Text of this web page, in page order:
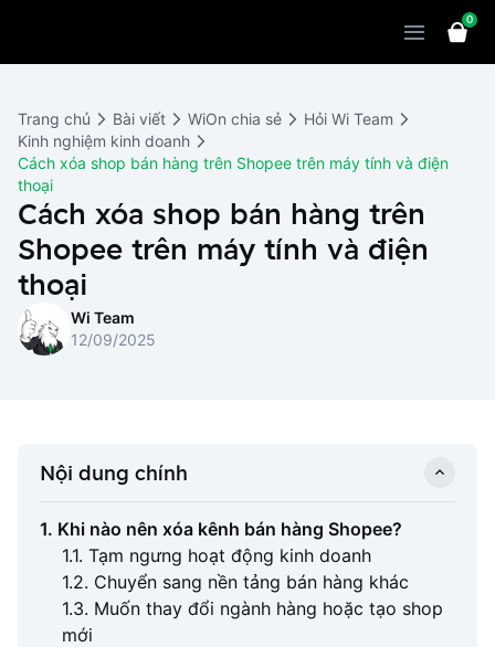
WiOn AI
WiOn Social
WiOn E-commerce
WiOn F&B
WiOn Dental
Chatbot
Marketing
CRM
Thiết kế website
Thiết bị
Bảng giá
Cùng WiOn
Báo chí
Đối tác
Wi Team
Liên hệ
0
Trang chủ Bài viết WiOn chia sẻ
Hỏi Wi Team
Kinh nghiệm kinh doanh
Cách xóa shop bán hàng trên Shopee trên máy tính và điện
thoại
Cách xóa shop bán hàng trên
Shopee trên máy tính và điện
thoại
Wi Team
12/09/2025
Nội dung chính
1. Khi nào nên xóa kênh bán hàng Shopee?
1.1. Tạm ngưng hoạt động kinh doanh
1.2. Chuyển sang nền tảng bán hàng khác
1.3. Muốn thay đổi ngành hàng hoặc tạo shop
mới